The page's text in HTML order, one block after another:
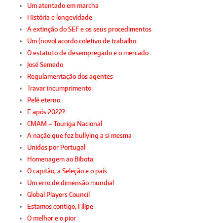
Um atentado em marcha
História e longevidade
A extinção do SEF e os seus procedimentos
Um (novo) acordo coletivo de trabalho
O estatuto de desempregado e o mercado
José Semedo
Regulamentação dos agentes
Travar incumprimento
Pelé eterno
E após 2022?
CMAM – Touriga Nacional
A nação que fez bullying a si mesma
Unidos por Portugal
Homenagem ao Bibota
O capitão, a Seleção e o país
Um erro de dimensão mundial
Global Players Council
Estamos contigo, Filipe
O melhor e o pior